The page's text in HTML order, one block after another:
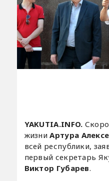
YAKUTIA.INFO.
жизниАртура
всей республики,
первый секретарь
Виктор Губарев.